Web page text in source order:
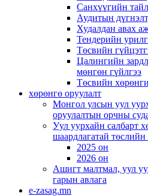
Санхүүгийн
Аудитын
Худалдан авах
Тендерийн
Төсвийн
Цалингийн
мөнгөн гүйлгээ
Төсвийн
хөрөнгө оруулалт
Монгол улсын уул
оруулалтын орчны
Уул уурхайн салбарт
шаардлагатай төслийн
2025 он
2026 он
Ашигт малтмал, уул
гарын авлага
e-zasag.mn